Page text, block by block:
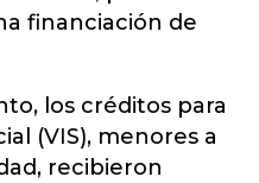
financiación de
los créditos para
(VIS), menores a
recibieron